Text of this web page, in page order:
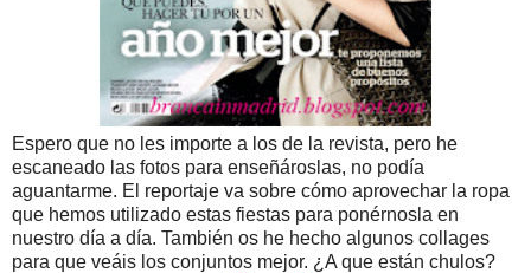
Espero que no les importe a los de la revista, pero he
escaneado las fotos para enseñároslas, no podía
aguantarme. El reportaje va sobre cómo aprovechar la ropa
que hemos utilizado estas fiestas para ponérnosla en
nuestro día a día. También os he hecho algunos collages
para que veáis los conjuntos mejor. ¿A que están chulos?